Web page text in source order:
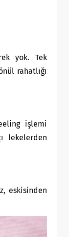
yok. Tek
rahatlığı
işlemi
lekelerden
eskisinden